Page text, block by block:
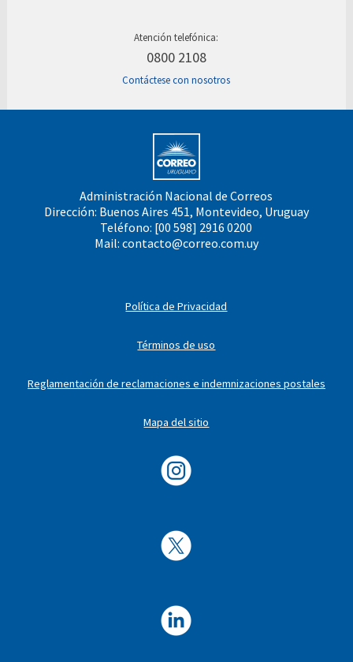
Atención telefónica:
0800 2108
Contáctese con nosotros
Administración Nacional de Correos
Dirección: Buenos Aires 451, Montevideo, Uruguay
Teléfono: [00 598] 2916 0200
Mail: contacto@correo.com.uy
Política de Privacidad
Términos de uso
Reglamentación de reclamaciones e indemnizaciones postales
Mapa del sitio